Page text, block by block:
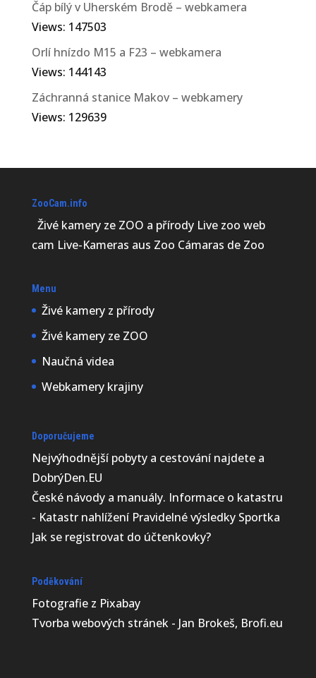
Čáp bílý v Uherském Brodě – webkamera
Views: 147503
Orlí hnízdo M15 a F23 – webkamera
Views: 144143
Záchranná stanice Makov – webkamery
Views: 129639
ZooCam.info
Živé kamery ze ZOO a přírody Live zoo web
cam Live-Kameras aus Zoo Cámaras de Zoo
Menu
Živé kamery z přírody
Živé kamery ze ZOO
Naučná videa
Webkamery krajiny
Doporučujeme
Nejvýhodnější pobyty a cestování najdete a
DobrýDen.EU
České návodya manuály. Informace o katastru
- Katastr nahlíženíPravidelné výsledky Sportka
Jak se registrovat do účtenkovky?
Poděkování
Fotografie z Pixabay
Tvorba webových stránek - Jan Brokeš, Brofi.eu